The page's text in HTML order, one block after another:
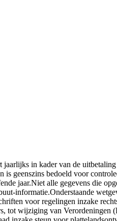
jaarlijks in kader van de
is geenszins bedoeld voor
jaar.Niet alle gegevens die
informatie.Onderstaande
voor regelingen inzake
tot wijziging van